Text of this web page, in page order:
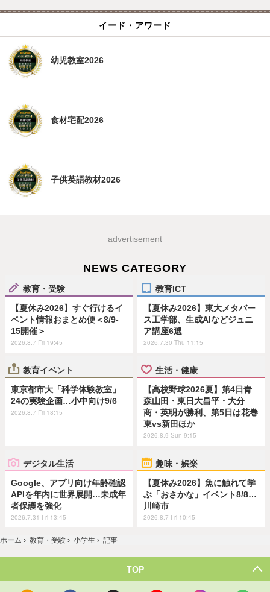
イード・アワード
幼児教室2026
食材宅配2026
子供英語教材2026
advertisement
NEWS CATEGORY
教育・受験
【夏休み2026】すぐ行けるイ
ベント情報おまとめ便＜8/9-
15開催＞
2026.8.7 Fri 19:45
教育ICT
【夏休み2026】東大メタバー
ス工学部、生成AIなどジュニ
ア講座6選
2026.7.30 Thu 11:15
教育イベント
東京都市大「科学体験教室」
24の実験企画…小中向け9/6
2026.8.7 Fri 18:15
生活・健康
【高校野球2026夏】第4日青
森山田・東日大昌平・大分
商・英明が勝利、第5日は花巻
東vs新田ほか
2026.8.9 Sun 9:15
デジタル生活
Google、アプリ向け年齢確認
APIを年内に世界展開…未成年
者保護を強化
2026.7.31 Fri 13:45
趣味・娯楽
【夏休み2026】魚に触れて学
ぶ「おさかな」イベント8/8…
川崎市
2026.8.7 Fri 10:45
ホーム › 教育・受験 › 小学生 › 記事
TOP